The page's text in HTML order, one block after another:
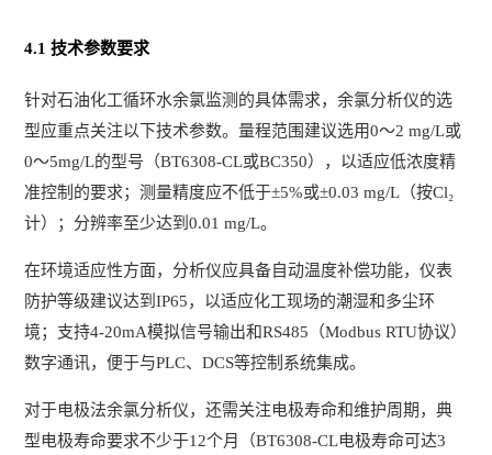
4.1 技术参数要求
针对石油化工循环水余氯监测的具体需求，余氯分析仪的选
型应重点关注以下技术参数。量程范围建议选用0～2 mg/L或
0～5mg/L的型号（BT6308-CL或BC350），以适应低浓度精
准控制的要求；测量精度应不低于±5%或±0.03 mg/L（按Cl₂
计）；分辨率至少达到0.01 mg/L。
在环境适应性方面，分析仪应具备自动温度补偿功能，仪表
防护等级建议达到IP65，以适应化工现场的潮湿和多尘环
境；支持4-20mA模拟信号输出和RS485（Modbus RTU协议）
数字通讯，便于与PLC、DCS等控制系统集成。
对于电极法余氯分析仪，还需关注电极寿命和维护周期，典
型电极寿命要求不少于12个月（BT6308-CL电极寿命可达3